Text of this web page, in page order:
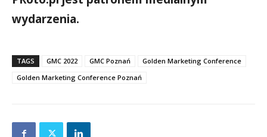
wydarzenia.
TAGS GMC 2022 GMC Poznań
Golden Marketing Conference
Golden Marketing Conference Poznań